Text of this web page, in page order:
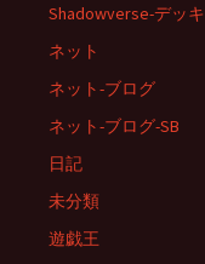
Shadowverse-デッキ
ネット
ネット-ブログ
ネット-ブログ-SB
日記
未分類
遊戯王